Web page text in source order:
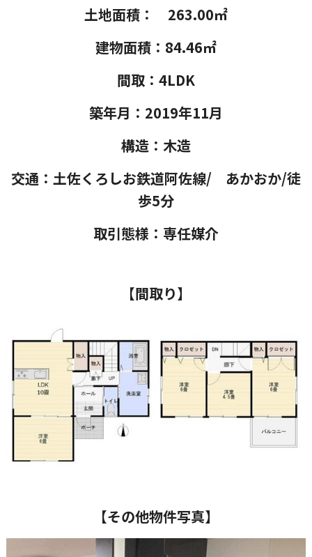
土地面積： 263.00㎡
建物面積：84.46㎡
間取：4LDK
築年月：2019年11月
構造：木造
交通：土佐くろしお鉄道阿佐線/ あかおか/徒
歩5分
取引態様：専任媒介
【間取り】
【その他物件写真】